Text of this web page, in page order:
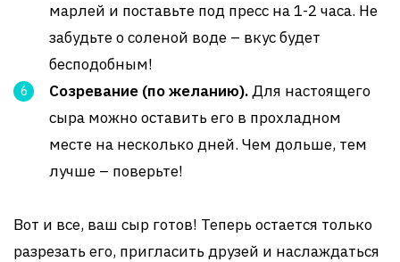
марлей и поставьте под пресс на 1-2 часа. Не
забудьте о соленой воде – вкус будет
бесподобным!
Созревание (по желанию).Для настоящего
сыра можно оставить его в прохладном
месте на несколько дней. Чем дольше, тем
лучше – поверьте!
Вот и все, ваш сыр готов! Теперь остается только
разрезать его, пригласить друзей и наслаждаться